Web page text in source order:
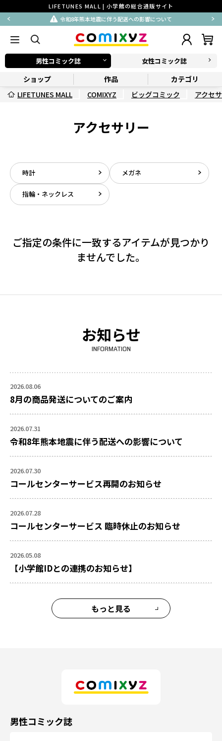
LIFETUNES MALL | 小学館の総合通販サイト
令和8年熊本地震に伴う配送への影響について
男性コミック誌 女性コミック誌
ショップ 作品
カテゴリ
LIFETUNES MALL
COMIXYZ ビッグコミック アクセ
アクセサリー
時計 メガネ
指輪・ネックレス
ご指定の条件に一致するアイテムが見つかり
ませんでした。
お知らせ
INFORMATION
2026.08.06
8月の商品発送についてのご案内
2026.07.31
令和8年熊本地震に伴う配送への影響について
2026.07.30
コールセンターサービス再開のお知らせ
2026.07.28
コールセンターサービス 臨時休止のお知らせ
2026.05.08
【小学館IDとの連携のお知らせ】
もっと見る
男性コミック誌